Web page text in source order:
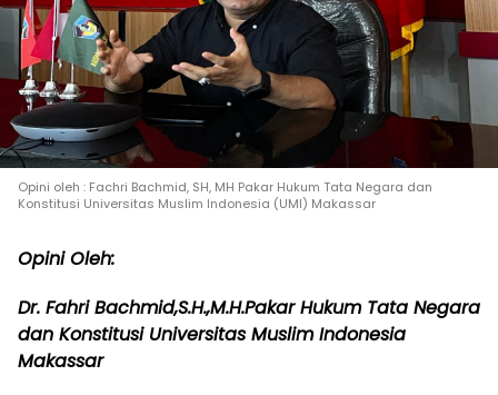
Opini oleh : Fachri Bachmid, SH, MH Pakar Hukum Tata Negara dan
Konstitusi Universitas Muslim Indonesia (UMI) Makassar
Opini Oleh:
Dr. Fahri Bachmid,S.H.,M.H.Pakar Hukum Tata Negara
dan Konstitusi Universitas Muslim Indonesia
Makassar